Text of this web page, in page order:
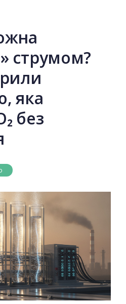
струмом?
яка
без